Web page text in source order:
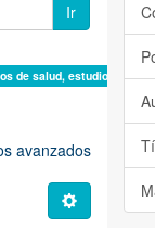
Ir
de salud, estudio de
avanzados